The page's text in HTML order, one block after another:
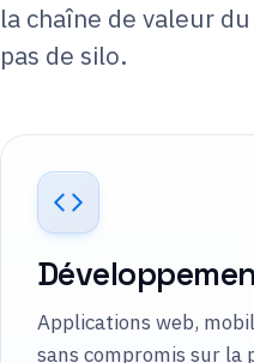
la chaîne de valeur
pas de silo.
Applications web,
sans compromis sur